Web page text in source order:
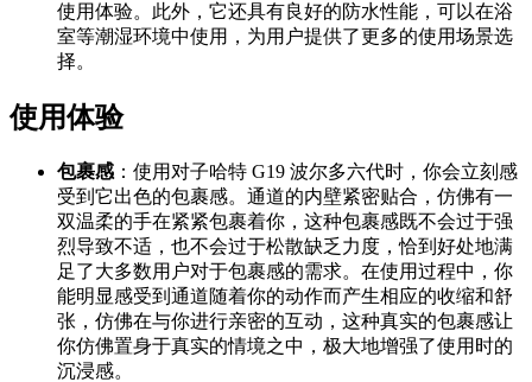
使用体验。此外，它还具有良好的防水性能，可以在浴
室等潮湿环境中使用，为用户提供了更多的使用场景选
择。
使用体验
包裹感 ：使用对子哈特 G19 波尔多六代时，你会立刻感
受到它出色的包裹感。通道的内壁紧密贴合，仿佛有一
双温柔的手在紧紧包裹着你，这种包裹感既不会过于强
烈导致不适，也不会过于松散缺乏力度，恰到好处地满
足了大多数用户对于包裹感的需求。在使用过程中，你
能明显感受到通道随着你的动作而产生相应的收缩和舒
张，仿佛在与你进行亲密的互动，这种真实的包裹感让
你仿佛置身于真实的情境之中，极大地增强了使用时的
沉浸感。